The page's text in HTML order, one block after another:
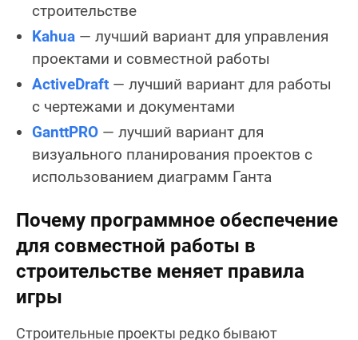
строительстве
Kahua — лучший вариант для управления
проектами и совместной работы
ActiveDraft — лучший вариант для работы
с чертежами и документами
GanttPRO — лучший вариант для
визуального планирования проектов с
использованием диаграмм Ганта
Почему программное обеспечение
для совместной работы в
строительстве меняет правила
игры
Строительные проекты редко бывают